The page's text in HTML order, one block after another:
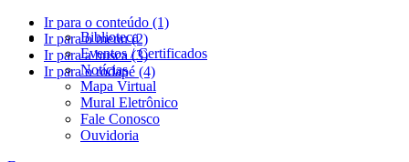
Ir para o conteúdo (1)
Ir para o menu (2)
Ir para a busca (3)
Ir para o rodapé (4)
Biblioteca
Eventos / Certificados
Notícias
Mapa Virtual
Mural Eletrônico
Fale Conosco
Ouvidoria